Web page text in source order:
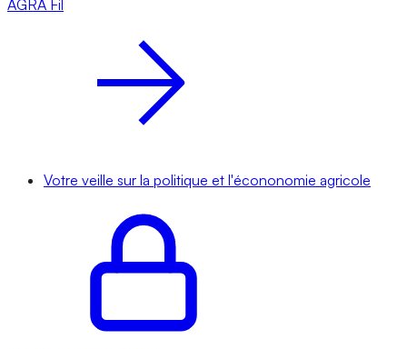
AGRA Fil
Votre veille sur la politique et l'écononomie agricole